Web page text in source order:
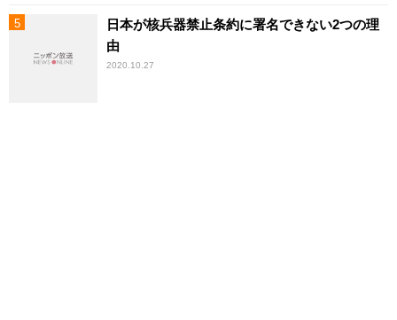
日本が核兵器禁止条約に署名できない2つの理
由
2020.10.27